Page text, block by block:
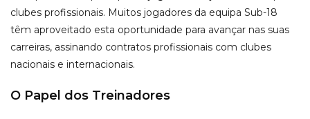
clubes profissionais. Muitos jogadores da equipa Sub-18
têm aproveitado esta oportunidade para avançar nas suas
carreiras, assinando contratos profissionais com clubes
nacionais e internacionais.
O Papel dos Treinadores